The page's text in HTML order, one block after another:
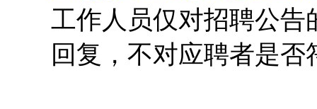
工作人员仅对招聘公告
回复，不对应聘者是